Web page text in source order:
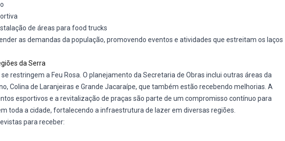
de áreas para food trucks
as demandas da população, promovendo eventos e atividades que estreitam os laços
da Serra
restringem a Feu Rosa. O planejamento da Secretaria de Obras inclui outras áreas da
Colina de Laranjeiras e Grande Jacaraípe, que também estão recebendo melhorias. A
esportivos e a revitalização de praças são parte de um compromisso contínuo para
toda a cidade, fortalecendo a infraestrutura de lazer em diversas regiões.
para receber: